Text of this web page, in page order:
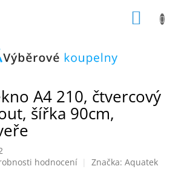
A4 210, čtvercový
šířka 90cm,
hodnocení Značka: Aquatek